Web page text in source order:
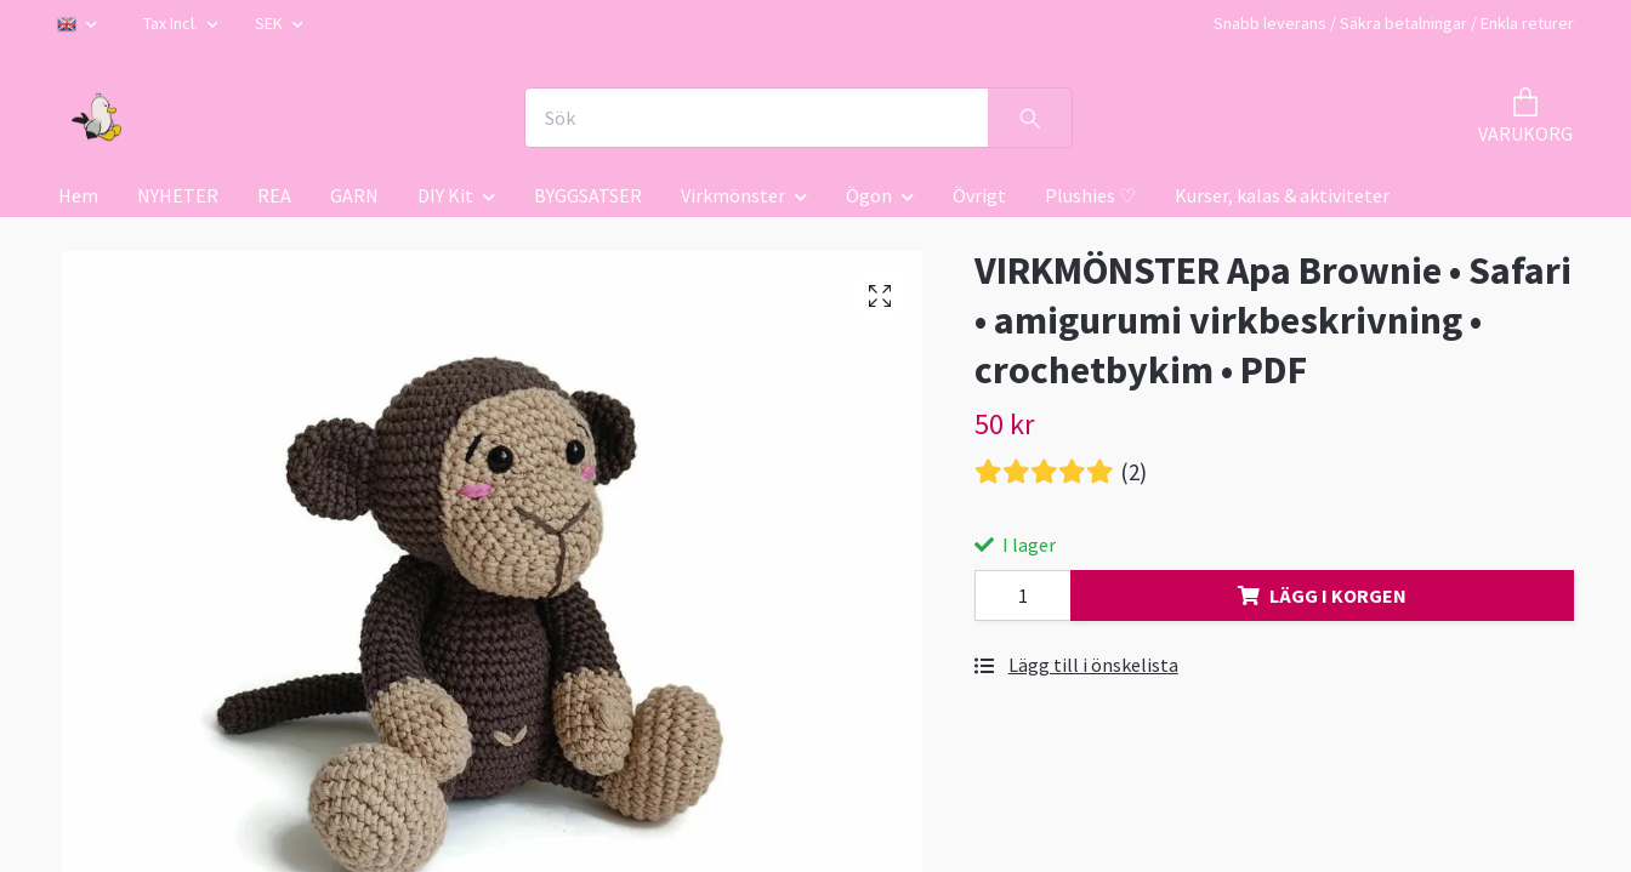
Tax Incl. SEK Snabb leverans / Säkra betalningar / Enkla returer
VARUKORG
Hem NYHETER REA GARN DIY Kit BYGGSATSER Virkmönster Ögon Övrigt Plushies ♡ Kurser, kalas & aktiviteter
VIRKMÖNSTER Apa Brownie • Safari
• amigurumi virkbeskrivning •
crochetbykim • PDF
50 kr
(2)
I lager
LÄGG I KORGEN
Lägg till i önskelista